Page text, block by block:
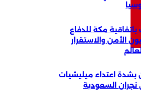
باتفاقية مكة للدفاع
الأمن والاستقرار
بشدة اعتداء ميليشيات
نجران السعودية